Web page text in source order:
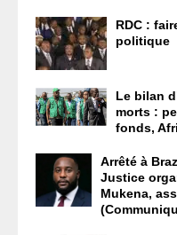
RDC :
politique
Le bilan
morts :
fonds,
Arrêté à
Justice
Mukena,